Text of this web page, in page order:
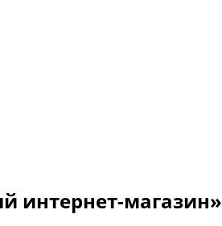
интернет-магазин»